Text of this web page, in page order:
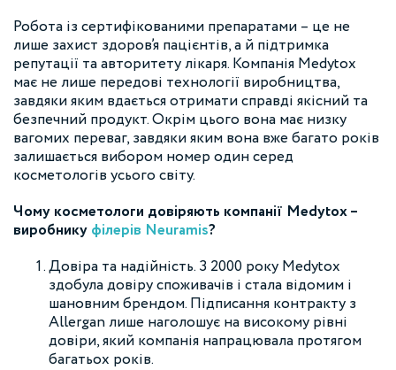
Робота із сертифікованими препаратами – це не
лише захист здоров’я пацієнтів, а й підтримка
репутації та авторитету лікаря. Компанія Medytox
має не лише передові технології виробництва,
завдяки яким вдається отримати справді якісний та
безпечний продукт. Окрім цього вона має низку
вагомих переваг, завдяки яким вона вже багато років
залишається вибором номер один серед
косметологів усього світу.
Чому косметологи довіряють компанії Medytox –
виробнику філерів Neuramis?
Довіра та надійність. З 2000 року Medytox
здобула довіру споживачів і стала відомим і
шановним брендом. Підписання контракту з
Allergan лише наголошує на високому рівні
довіри, який компанія напрацювала протягом
багатьох років.